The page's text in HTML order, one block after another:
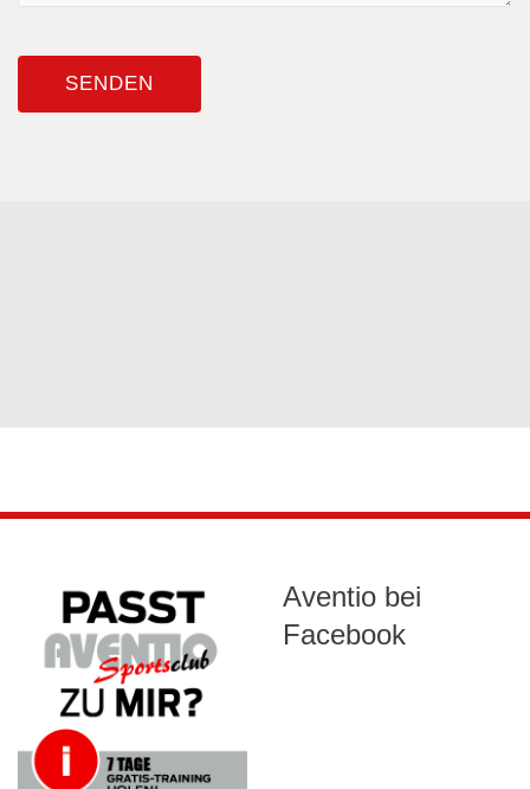
Aventio bei
Facebook